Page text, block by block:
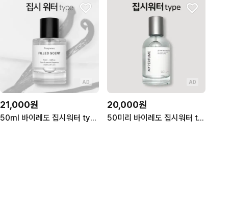
AD
21,000원
50ml 바이레도 집시워터 type 필드센트 재현향스프레이
AD
20,000원
50미리 바이레도 집시워터 type 마이퍼퓸 재현향스프레이